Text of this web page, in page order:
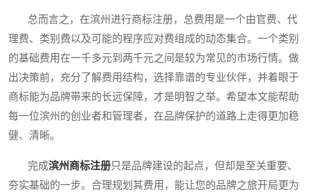
总而言之，在滨州进行商标注册，总费用是一个由官费、代
理费、类别费以及可能的程序应对费组成的动态集合。一个类别
的基础费用在一千多元到两千元之间是较为常见的市场行情。做
出决策前，充分了解费用结构，选择靠谱的专业伙伴，并着眼于
商标能为品牌带来的长远保障，才是明智之举。希望本文能帮助
每一位滨州的创业者和管理者，在品牌保护的道路上走得更加稳
健、清晰。
完成滨州商标注册只是品牌建设的起点，但却是至关重要、
夯实基础的一步。合理规划其费用，能让您的品牌之旅开局更为